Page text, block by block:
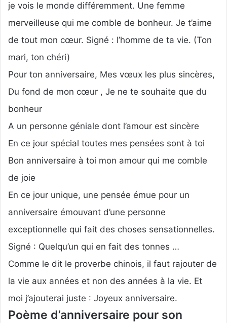
je vois le monde différemment. Une femme
merveilleuse qui me comble de bonheur. Je t’aime
de tout mon cœur. Signé : l’homme de ta vie. (Ton
mari, ton chéri)
Pour ton anniversaire, Mes vœux les plus sincères,
Du fond de mon cœur , Je ne te souhaite que du
bonheur
A un personne géniale dont l’amour est sincère
En ce jour spécial toutes mes pensées sont à toi
Bon anniversaire à toi mon amour qui me comble
de joie
En ce jour unique, une pensée émue pour un
anniversaire émouvant d’une personne
exceptionnelle qui fait des choses sensationnelles.
Signé : Quelqu’un qui en fait des tonnes …
Comme le dit le proverbe chinois, il faut rajouter de
la vie aux années et non des années à la vie. Et
moi j’ajouterai juste : Joyeux anniversaire.
Poème d’anniversaire pour son